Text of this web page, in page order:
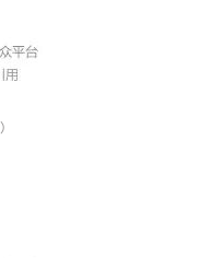
）